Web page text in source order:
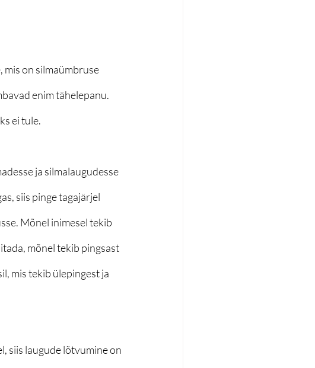
mis on silmaümbruse
enim tähelepanu.
ei tule.
ja silmalaugudesse
siis pinge tagajärjel
Mõnel inimesel tekib
mõnel tekib pingsast
mis tekib ülepingest ja
siis laugude lõtvumine on